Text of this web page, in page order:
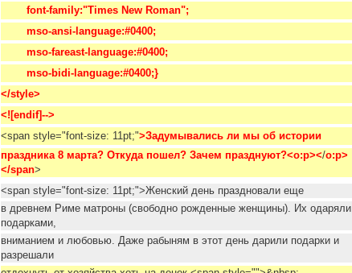
	font-family:"Times New Roman";
	mso-ansi-language:#0400;
	mso-fareast-language:#0400;
	mso-bidi-language:#0400;}
</style>
<![endif]-->
<span style="font-size: 11pt;">Задумывались ли мы об истории
праздника 8 марта? Откуда пошел? Зачем празднуют?<o:p></o:p>
</span>
<span style="font-size: 11pt;">Женский день праздновали еще
в древнем Риме матроны (свободно рожденные женщины). Их одаряли
подарками,
вниманием и любовью. Даже рабыням в этот день дарили подарки и
разрешали